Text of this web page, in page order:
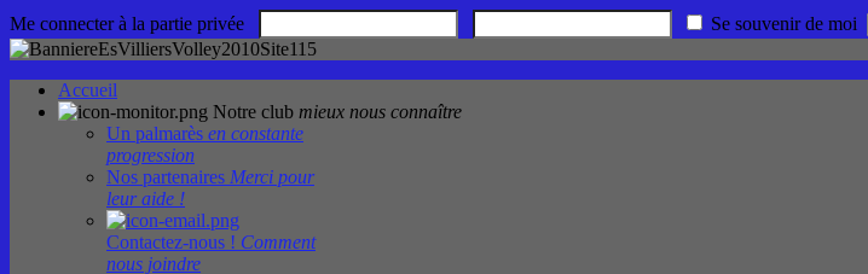
Me connecter à la partie privée Se souvenir de moi
Accueil
Notre club mieux nous connaître
Un palmarès en constante
progression
Nos partenaires Merci pour
leur aide !
Contactez-nous ! Comment
nous joindre